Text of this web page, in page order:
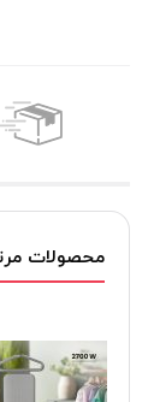
محصولات